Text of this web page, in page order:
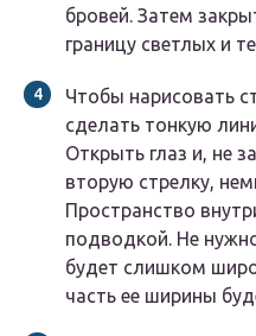
бровей. Затем
границу светлых и
Чтобы нарисовать
сделать тонкую
Открыть глаз и, не
вторую стрелку,
Пространство
подводкой. Не
будет слишком
часть ее ширины